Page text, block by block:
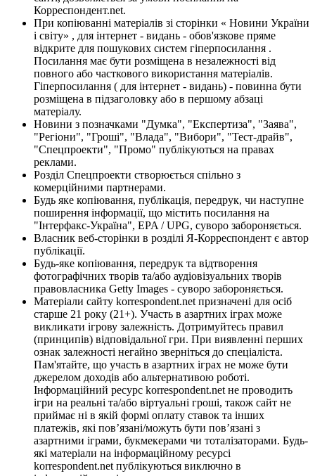
Корреспондент.net.
При копіюванні матеріалів зі сторінки « Новини України
і світу» , для інтернет - видань - обов'язкове пряме
відкрите для пошукових систем гіперпосилання .
Посилання має бути розміщена в незалежності від
повного або часткового використання матеріалів.
Гіперпосилання ( для інтернет - видань) - повинна бути
розміщена в підзаголовку або в першому абзаці
матеріалу.
Новини з позначками "Думка", "Експертиза", "Заява",
"Регіони", "Гроші", "Влада", "Вибори", "Тест-драйв",
"Спецпроекти", "Промо" публікуються на правах
реклами.
Розділ Спецпроекти створюється спільно з
комерційними партнерами.
Будь яке копіювання, публікація, передрук, чи наступне
поширення інформації, що містить посилання на
"Інтерфакс-Україна", EPA / UPG, суворо забороняється.
Власник веб-сторінки в розділі Я-Корреспондент є автор
публікації.
Будь-яке копіювання, передрук та відтворення
фотографічних творів та/або аудіовізуальних творів
правовласника Getty Images - суворо забороняється.
Матеріали сайту korrespondent.net призначені для осіб
старше 21 року (21+). Участь в азартних іграх може
викликати ігрову залежність. Дотримуйтесь правил
(принципів) відповідальної гри. При виявленні перших
ознак залежності негайно зверніться до спеціаліста.
Пам'ятайте, що участь в азартних іграх не може бути
джерелом доходів або альтернативою роботі.
Інформаційний ресурс korrespondent.net не проводить
ігри на реальні та/або віртуальні гроші, також сайт не
приймає ні в якій формі оплату ставок та інших
платежів, які пов’язані/можуть бути пов’язані з
азартними іграми, букмекерами чи тоталізаторами. Будь-
які матеріали на інформаційному ресурсі
korrespondent.net публікуються виключно в